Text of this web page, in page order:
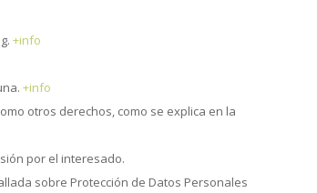
+info
+info
otros derechos, como se explica en la
por el interesado.
sobre Protección de Datos Personales